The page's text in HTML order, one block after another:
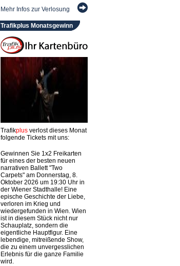
Mehr Infos zur Verlosung
Trafikplus Monatsgewinn
Trafikplusverlost dieses Monat
folgende Tickets mit uns:
Gewinnen Sie 1x2 Freikarten
für eines der besten neuen
narrativen Ballett "Two
Carpets" am Donnerstag, 8.
Oktober 2026 um 19:30 Uhr in
der Wiener Stadthalle! Eine
epische Geschichte der Liebe,
verloren im Krieg und
wiedergefunden in Wien. Wien
ist in diesem Stück nicht nur
Schauplatz, sondern die
eigentliche Hauptfigur. Eine
lebendige, mitreißende Show,
die zu einem unvergesslichen
Erlebnis für die ganze Familie
wird.